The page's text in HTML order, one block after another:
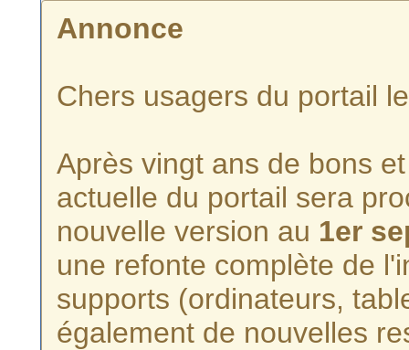
Annonce
Chers usagers du portail
Après vingt ans de bons
actuelle du portail sera
nouvelle version au 1er
une refonte complète de
supports (ordinateurs,
également de nouvelles